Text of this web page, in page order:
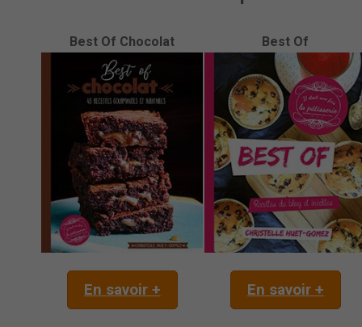
Best Of Chocolat Best Of
En savoir + En savoir +